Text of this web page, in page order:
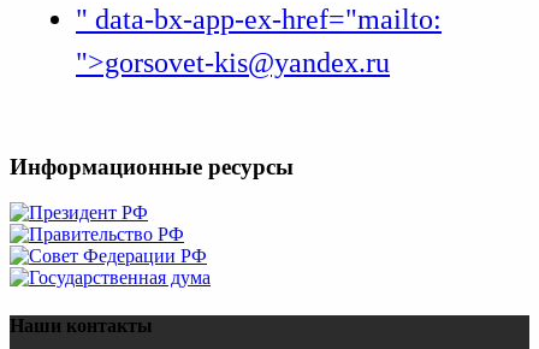
" data-bx-app-ex-href="mailto:
">gorsovet-kis@yandex.ru
Информационные ресурсы
Наши контакты